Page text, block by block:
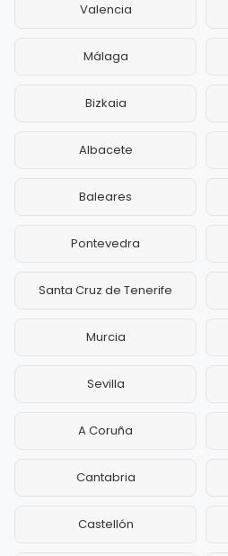
Valencia
Málaga
Bizkaia
Albacete
Baleares
Pontevedra
Santa Cruz de Tenerife
Murcia
Sevilla
A Coruña
Cantabria
Castellón